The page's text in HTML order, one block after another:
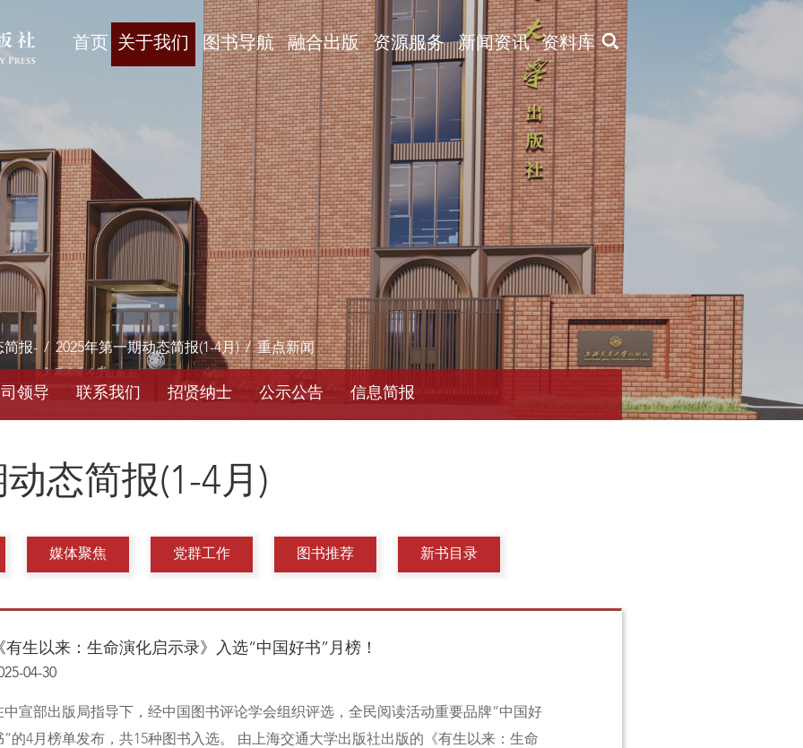
X
首页 关于我们 图书导航 融合出版 资源服务 新闻资讯 资料库
简报- / 2025年第一期动态简报(1-4月)/重点新闻
领导 联系我们 招贤纳士 公示公告 信息简报
态简报(1-4月)
媒体聚焦 党群工作 图书推荐 新书目录
有生以来：生命演化启示录》入选“中国好书”月榜！
04-30
中宣部出版局指导下，经中国图书评论学会组织评选，全民阅读活动重要品牌“中国好
”的4月榜单发布，共15种图书入选。 由上海交通大学出版社出版的《有生以来：生命